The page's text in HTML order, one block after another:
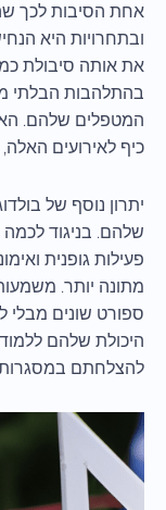
אחת הסיבות לכך
ובתחרויות היא
את אותה סיבולת
בהתלהבות הבלתי
המטפלים שלהם.
כיף לאירועים
יתרון נוסף של
שלהם. בניגוד לכמה
פעילות גופנית
מתונה יותר.
ספורט שונים מבלי
היכולת שלהם
להצלחתם במסגרות